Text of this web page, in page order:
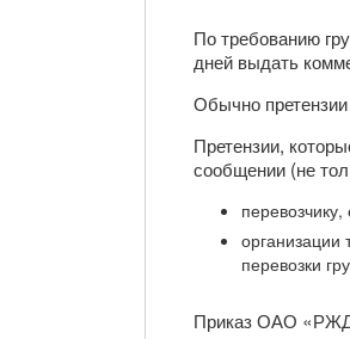
По требованию
дней выдать
Обычно
Претензии,
сообщении (не
организации
перевозки
Приказ ОАО